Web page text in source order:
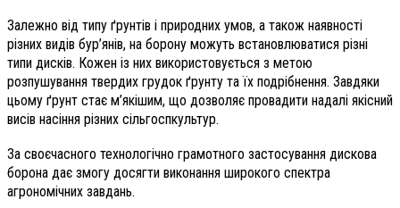
Залежно від типу ґрунтів і природних умов, а також наявності
різних видів бур’янів, на борону можуть встановлюватися різні
типи дисків. Кожен із них використовується з метою
розпушування твердих грудок ґрунту та їх подрібнення. Завдяки
цьому ґрунт стає м’якішим, що дозволяє провадити надалі якісний
висів насіння різних сільгоспкультур.
За своєчасного технологічно грамотного застосування дискова
борона дає змогу досягти виконання широкого спектра
агрономічних завдань.